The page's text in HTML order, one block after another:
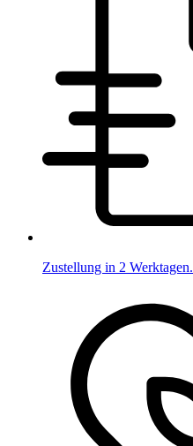
Zustellung in 2 Werktagen.